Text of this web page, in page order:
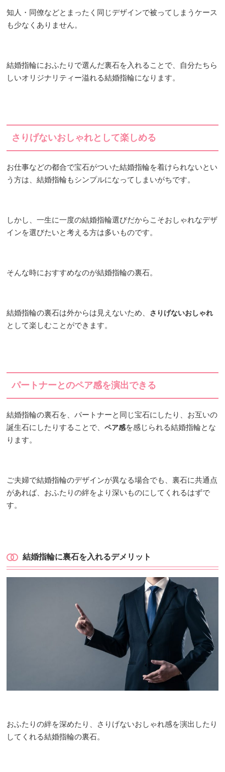
知人・同僚などとまったく同じデザインで被ってしまうケース
も少なくありません。
結婚指輪におふたりで選んだ裏石を入れることで、自分たちら
しいオリジナリティー溢れる結婚指輪になります。
さりげないおしゃれとして楽しめる
お仕事などの都合で宝石がついた結婚指輪を着けられないとい
う方は、結婚指輪もシンプルになってしまいがちです。
しかし、一生に一度の結婚指輪選びだからこそおしゃれなデザ
インを選びたいと考える方は多いものです。
そんな時におすすめなのが結婚指輪の裏石。
結婚指輪の裏石は外からは見えないため、 さりげないおしゃれ
として楽しむことができます。
パートナーとのペア感を演出できる
結婚指輪の裏石を、パートナーと同じ宝石にしたり、お互いの
誕生石にしたりすることで、ペア感を感じられる結婚指輪とな
ります。
ご夫婦で結婚指輪のデザインが異なる場合でも、裏石に共通点
があれば、おふたりの絆をより深いものにしてくれるはずで
す。
結婚指輪に裏石を入れるデメリット
おふたりの絆を深めたり、さりげないおしゃれ感を演出したり
してくれる結婚指輪の裏石。